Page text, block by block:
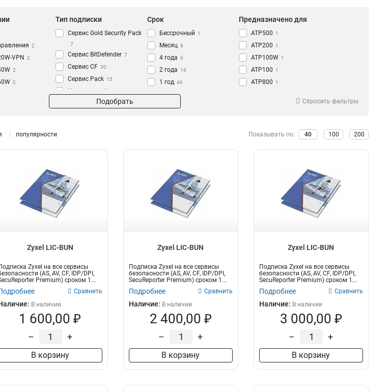
2
VPN 2
2
2
210/310/1100/1900/2200-
1900
Тип подписки
Сервис Gold Security Pack
7
Сервис BitDefender 7
Сервис CF 30
Сервис Pack 15
На сервисы безопасности
Срок
Бессрочный 1
Месяц 8
4 года 6
2 года 16
1 год 46
Предназначено для
ATP500 1
ATP200 1
ATP100W 1
ATP100 1
ATP800 1
VPN100
USG1900 2
USG1100 2
USG40 2
USG40W 2
USG310
USG210 2
UAG/USG/ZyWALL/VPN/ATP
Подобрать Сбросить фильтры
популярности Показывать по: 40 100 200
Zyxel LIC-BUN
Zyxel на все сервисы
(AS, AV, CF, IDP/DPI,
Premium) сроком 1...
Сравнить
В наличии
1 600,00 ₽
– +
В корзину
Zyxel LIC-BUN
Подписка Zyxel на все сервисы
безопасности (AS, AV, CF, IDP/DPI,
SecuReporter Premium) сроком 1...
Подробнее Сравнить
Наличие: В наличии
2 400,00 ₽
– +
В корзину
Zyxel LIC-BUN
Подписка Zyxel на все сервисы
безопасности (AS, AV, CF, IDP/DPI,
SecuReporter Premium) сроком 1...
Подробнее Сравнить
Наличие: В наличии
3 000,00 ₽
– +
В корзину